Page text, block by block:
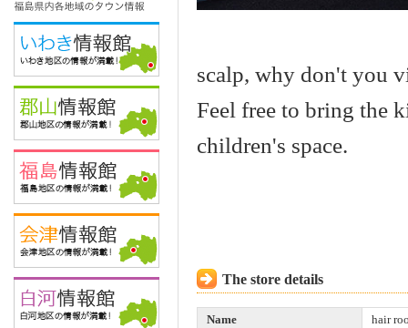
scalp, why don't you
Feel free to bring the
children's space.
The store details
Name
hair